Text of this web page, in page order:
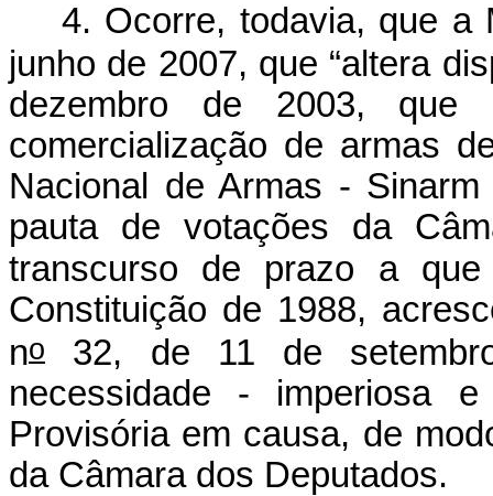
4. Ocorre, todavia, que a
junho de 2007, que “altera
dezembro de 2003, que
comercialização de armas
Nacional de Armas -
pauta de votações da
transcurso de prazo a
Constituição de 1988,
no
32, de 11 de
necessidade - imperiosa
Provisória em causa, de
da Câmara dos Deputados.